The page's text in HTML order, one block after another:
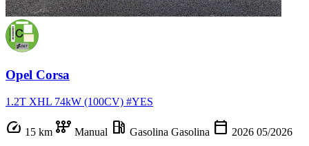
Opel Corsa
1.2T XHL 74kW (100CV) #YES
speed 15 km auto_transmission Manual local_gas_station Gasolina Gasolina calendar_today 2026 05/2026